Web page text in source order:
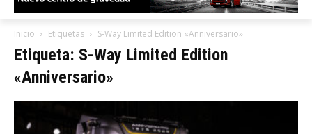
Inicio Etiquetas S-Way Limited Edition «Anniversario»
Etiqueta: S-Way Limited Edition
«Anniversario»